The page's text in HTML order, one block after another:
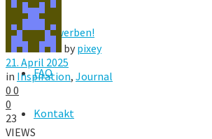
Hier werben!
FAQ
Kontakt
by pixey
21. April 2025
in Inspiration, Journal
0 0
0
23
VIEWS